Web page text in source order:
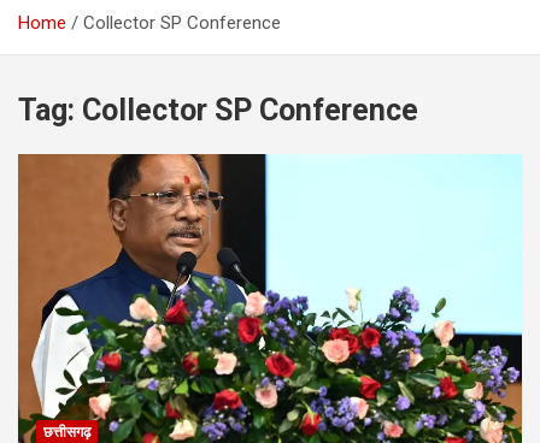
Home Collector SP Conference
Tag: Collector SP Conference
छत्तीसगढ़